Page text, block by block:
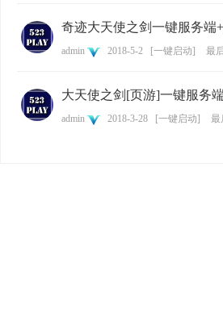
奇迹大天使之剑一键服务端
admin 2018-5-2 [一键启动] 最
大天使之剑[页游]一键服务
admin 2018-3-28 [一键启动] 最